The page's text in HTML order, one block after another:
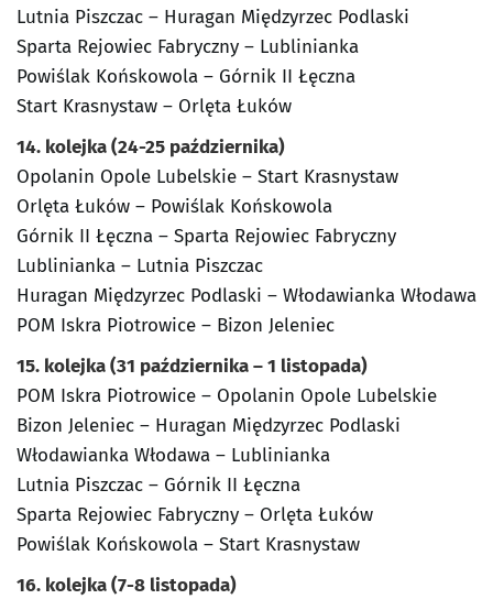
Lutnia Piszczac – Huragan Międzyrzec Podlaski
Sparta Rejowiec Fabryczny – Lublinianka
Powiślak Końskowola – Górnik II Łęczna
Start Krasnystaw – Orlęta Łuków
14. kolejka (24-25 października)
Opolanin Opole Lubelskie – Start Krasnystaw
Orlęta Łuków – Powiślak Końskowola
Górnik II Łęczna – Sparta Rejowiec Fabryczny
Lublinianka – Lutnia Piszczac
Huragan Międzyrzec Podlaski – Włodawianka Włodawa
POM Iskra Piotrowice – Bizon Jeleniec
15. kolejka (31 października – 1 listopada)
POM Iskra Piotrowice – Opolanin Opole Lubelskie
Bizon Jeleniec – Huragan Międzyrzec Podlaski
Włodawianka Włodawa – Lublinianka
Lutnia Piszczac – Górnik II Łęczna
Sparta Rejowiec Fabryczny – Orlęta Łuków
Powiślak Końskowola – Start Krasnystaw
16. kolejka (7-8 listopada)